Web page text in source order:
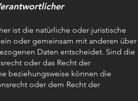
ist die natürliche oder juristische
oder gemeinsam mit anderen über
Daten entscheidet. Sind die
oder das Recht der
beziehungsweise können die
oder dem Recht der